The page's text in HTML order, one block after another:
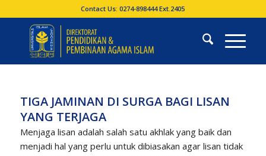
Contact Us: 0274-898444 Ext.2405
TIGA JAMINAN DI SURGA BAGI LISAN
YANG TERJAGA
Menjaga lisan adalah salah satu akhlak yang baik dan
menjadi hal yang perlu untuk dibiasakan agar lisan tidak